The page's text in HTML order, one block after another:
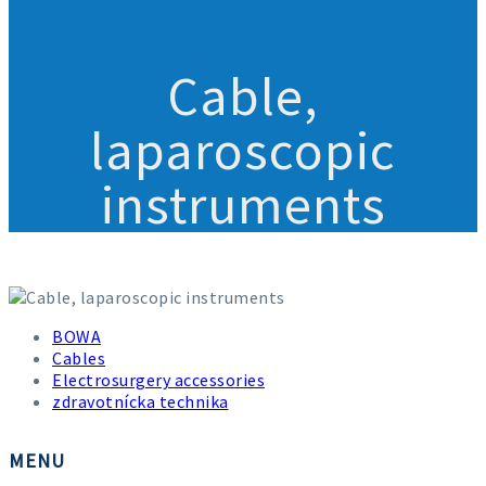
Cable,
laparoscopic
instruments
Cable, laparoscopic instruments
BOWA
Cables
Electrosurgery accessories
zdravotnícka technika
MENU